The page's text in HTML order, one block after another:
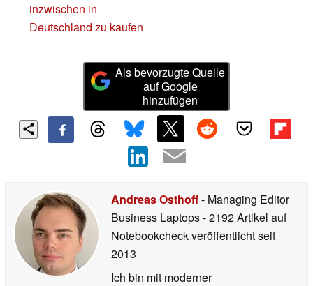
inzwischen in
Deutschland zu kaufen
Als bevorzugte Quelle
auf Google
hinzufügen
Andreas Osthoff- Managing Editor
Business Laptops- 2192 Artikel auf
Notebookcheck veröffentlichtseit
2013
Ich bin mit moderner